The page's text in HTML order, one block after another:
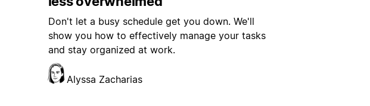
Don't let a busy schedule get you down. We'll
show you how to effectively manage your tasks
and stay organized at work.
Alyssa Zacharias